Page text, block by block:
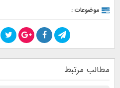
موضوعات :
مطالب مرتبط